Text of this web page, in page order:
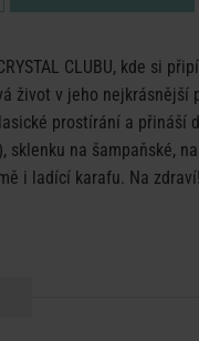
CLUBU, kde si
život v jeho nejkrásnější
prostírání a přináší
sklenku na šampaňské,
i ladící karafu. Na zdraví!